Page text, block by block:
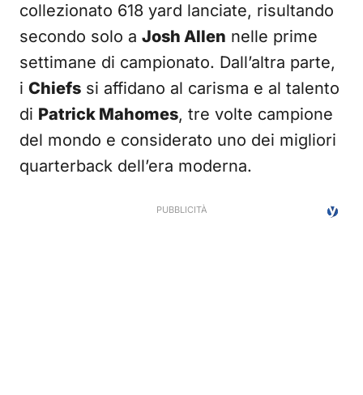
collezionato 618 yard lanciate, risultando
secondo solo a Josh Allen nelle prime
settimane di campionato. Dall’altra parte,
i Chiefs si affidano al carisma e al talento
di Patrick Mahomes, tre volte campione
del mondo e considerato uno dei migliori
quarterback dell’era moderna.